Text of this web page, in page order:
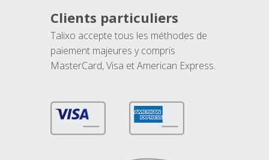
Clients particuliers
Talixo accepte tous les méthodes de
paiement majeures y compris
MasterCard, Visa et American Express.